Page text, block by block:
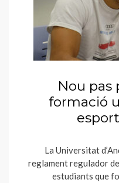
Nou pas
formació
La Universitat
reglament regulador
estudiants que